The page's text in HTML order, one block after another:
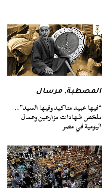
المصطبة,مرسال
“فيها عبيد مناكيد وفيها السيد”..
ملخص شهادات مزارعين وعمال
اليومية في مصر